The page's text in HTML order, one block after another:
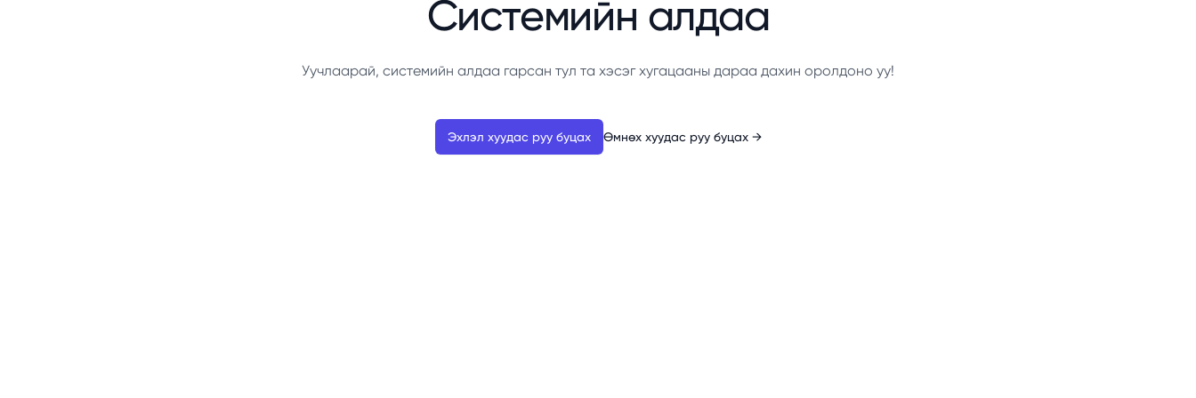
Системийн алдаа
Уучлаарай, системийн алдаа гарсан тул та хэсэг хугацааны дараа дахин оролдоно уу!
Эхлэл хуудас руу буцах Өмнөх хуудас руу буцах →